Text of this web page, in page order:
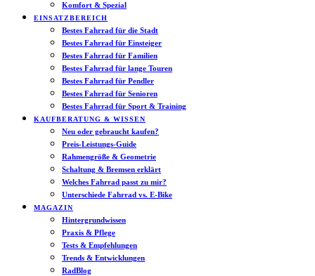
Komfort & Spezial
EINSATZBEREICH
Bestes Fahrrad für die Stadt
Bestes Fahrrad für Einsteiger
Bestes Fahrrad für Familien
Bestes Fahrrad für lange Touren
Bestes Fahrrad für Pendler
Bestes Fahrrad für Senioren
Bestes Fahrrad für Sport & Training
KAUFBERATUNG & WISSEN
Neu oder gebraucht kaufen?
Preis-Leistungs-Guide
Rahmengröße & Geometrie
Schaltung & Bremsen erklärt
Welches Fahrrad passt zu mir?
Unterschiede Fahrrad vs. E-Bike
MAGAZIN
Hintergrundwissen
Praxis & Pflege
Tests & Empfehlungen
Trends & Entwicklungen
RadBlog